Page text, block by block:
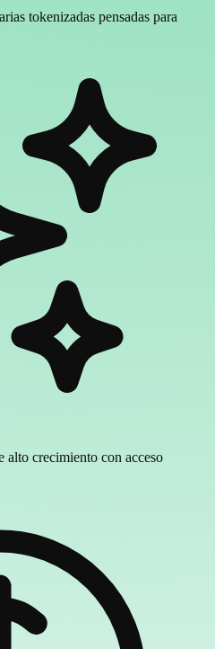
tokenizadas pensadas para
alto crecimiento con acceso